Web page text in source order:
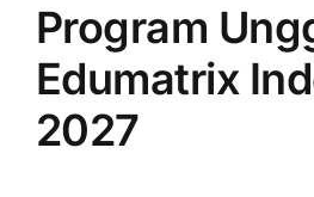
CONTACT
Program
Edumatrix
2027